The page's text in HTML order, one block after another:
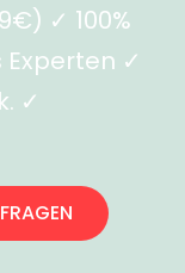
✓ 100%
✓
✓